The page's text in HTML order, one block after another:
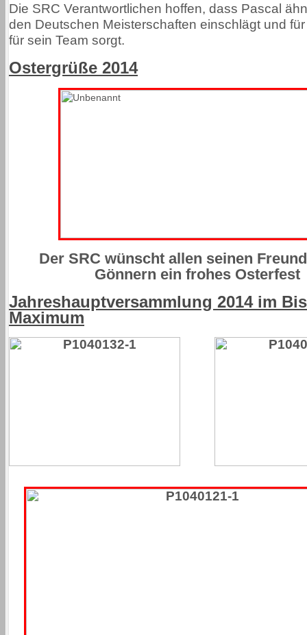
Die SRC Verantwortlichen hoffen, dass Pascal
den Deutschen Meisterschaften einschlägt und
für sein Team sorgt.
Ostergrüße 2014
Der SRC wünscht allen seinen
Gönnern ein frohes Osterfest
Jahreshauptversammlung 2014 im
Maximum